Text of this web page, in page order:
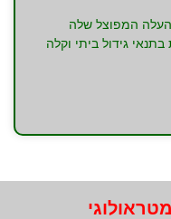
העלה המפוצל שלה
גידול ביתי וקלה